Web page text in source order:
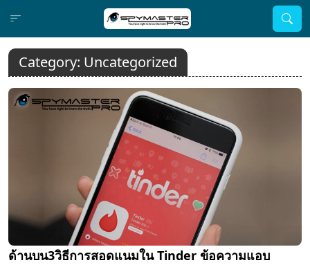
Category: Uncategorized
ด้านบน3วิธีการสอดแนมใน Tinder ข้อความแอบ